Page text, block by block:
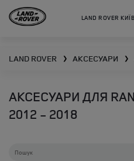
LAND ROVER
LAND ROVER ❯ АКСЕСУАРИ ❯
АКСЕСУАРИ ДЛЯ
2012 - 2018